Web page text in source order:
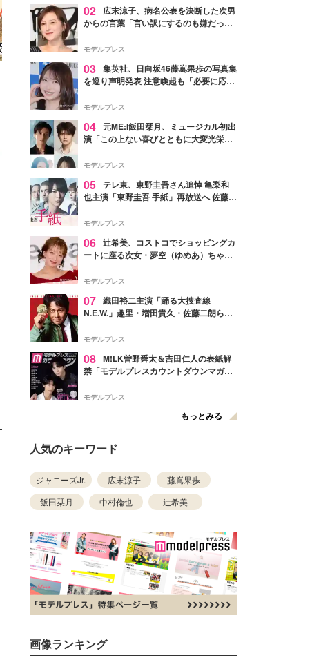
02
広末涼子、病名公表を決断した次男
からの言葉「言い訳にするのも嫌だっ
モデルプレス
03 集英社、日向坂46藤嶌果歩の写真集
を巡り声明発表 注意喚起も「必要に応じ
モデルプレス
04 元ME:I飯田栞月、ミュージカル初出
演「この上ない喜びとともに大変光栄」
ャスト発表
モデルプレス
05 テレ東、東野圭吾さん追悼 亀梨和
也主演「東野圭吾 手紙」再放送へ 佐藤隆
モデルプレス
06 辻希美、コストコでショッピングカ
ートに座る次女・夢空（ゆめあ）ちゃん
ぎ」「成長を感じる」の声
モデルプレス
07 織田裕二主演「踊る大捜査線
N.E.W.」趣里・増田貴久・佐藤二朗ら新
徴する“謎のキーワード”も
モデルプレス
08 M!LK曽野舜太＆吉田仁人の表紙解
禁「モデルプレスカウントダウンマガジ
モデルプレス
もっとみる
人気のキーワード
ジャニーズJr. 広末涼子
藤嶌果歩
飯田栞月
中村倫也 辻希美
画像ランキング